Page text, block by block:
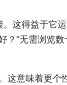
这得益于它
？”无需浏览
这意味着更个